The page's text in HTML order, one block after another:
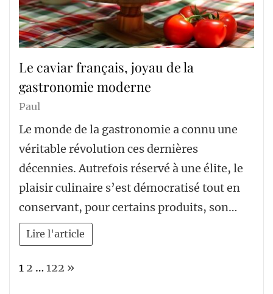
Le caviar français, joyau de la
gastronomie moderne
Paul
Le monde de la gastronomie a connu une
véritable révolution ces dernières
décennies. Autrefois réservé à une élite, le
plaisir culinaire s’est démocratisé tout en
conservant, pour certains produits, son…
Lire l'article
Page:
1 2 … 122 Next
»